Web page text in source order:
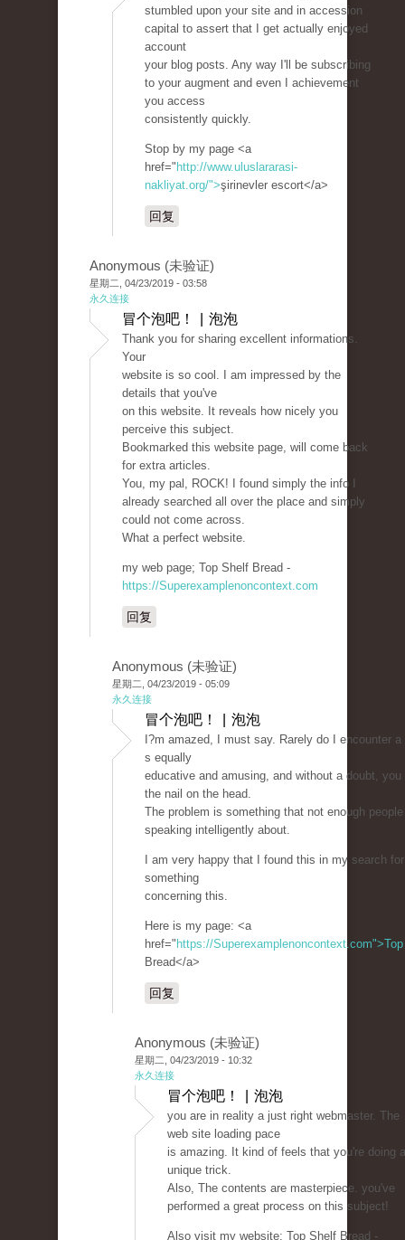
stumbled upon your site and in accession
capital to assert that I get actually enjoyed
account
your blog posts. Any way I'll be subscribing
to your augment and even I achievement
you access
consistently quickly.
Stop by my page <a
href=" http://www.uluslararasi-
nakliyat.org/">şirinevler escort</a>
回复
Anonymous (未验证)
星期二, 04/23/2019 - 03:58
永久连接
冒个泡吧！ | 泡泡
Thank you for sharing excellent informations.
Your
website is so cool. I am impressed by the
details that you've
on this website. It reveals how nicely you
perceive this subject.
Bookmarked this website page, will come back
for extra articles.
You, my pal, ROCK! I found simply the info I
already searched all over the place and simply
could not come across.
What a perfect website.
my web page; Top Shelf Bread -
https://Superexamplenoncontext.com
回复
Anonymous (未验证)
星期二, 04/23/2019 - 05:09
永久连接
冒个泡吧！ | 泡泡
I?m amazed, I must say. Rarely do I encounter a
s equally
educative and amusing, and without a doubt, you
the nail on the head.
The problem is something that not enough
speaking intelligently about.
I am very happy that I found this in my search for
something
concerning this.
Here is my page: <a
href=" https://Superexamplenoncontext.com">Top
Bread</a>
回复
Anonymous (未验证)
星期二, 04/23/2019 - 10:32
永久连接
冒个泡吧！ | 泡泡
you are in reality a just right webmaster. The
web site loading pace
is amazing. It kind of feels that you're doing
unique trick.
Also, The contents are masterpiece. you've
performed a great process on this subject!
Also visit my website; Top Shelf Bread -